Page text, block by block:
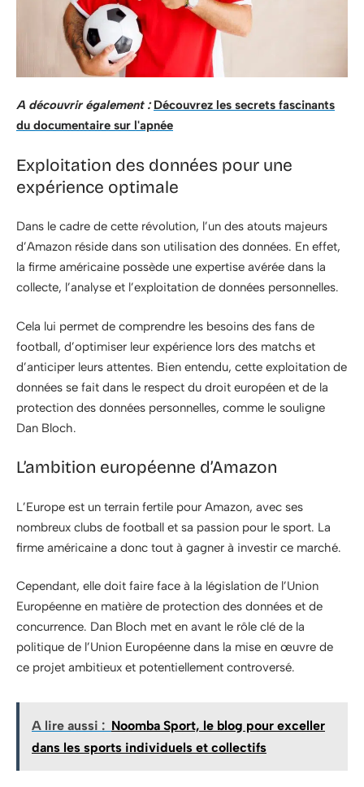
A découvrir également : Découvrez les secrets fascinants
du documentaire sur l'apnée
Exploitation des données pour une
expérience optimale
Dans le cadre de cette révolution, l’un des atouts majeurs
d’Amazon réside dans son utilisation des données. En effet,
la firme américaine possède une expertise avérée dans la
collecte, l’analyse et l’exploitation de données personnelles.
Cela lui permet de comprendre les besoins des fans de
football, d’optimiser leur expérience lors des matchs et
d’anticiper leurs attentes. Bien entendu, cette exploitation de
données se fait dans le respect du droit européen et de la
protection des données personnelles, comme le souligne
Dan Bloch.
L’ambition européenne d’Amazon
L’Europe est un terrain fertile pour Amazon, avec ses
nombreux clubs de football et sa passion pour le sport. La
firme américaine a donc tout à gagner à investir ce marché.
Cependant, elle doit faire face à la législation de l’Union
Européenne en matière de protection des données et de
concurrence. Dan Bloch met en avant le rôle clé de la
politique de l’Union Européenne dans la mise en œuvre de
ce projet ambitieux et potentiellement controversé.
A lire aussi : Noomba Sport, le blog pour exceller
dans les sports individuels et collectifs